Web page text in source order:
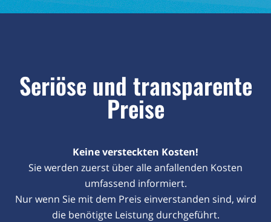
Seriöse und transparente
Preise
Keine versteckten Kosten!
Sie werden zuerst über alle anfallenden Kosten
umfassend informiert.
Nur wenn Sie mit dem Preis einverstanden sind, wird
die benötigte Leistung durchgeführt.